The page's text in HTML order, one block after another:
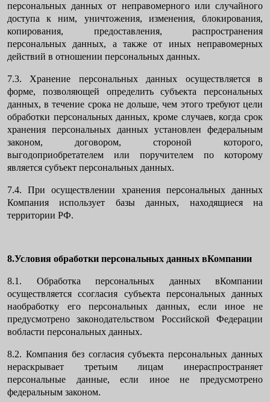
персональных данных от неправомерного или случайного
доступа к ним, уничтожения, изменения, блокирования,
копирования, предоставления, распространения
персональных данных, а также от иных неправомерных
действий в отношении персональных данных.
7.3. Хранение персональных данных осуществляется в
форме, позволяющей определить субъекта персональных
данных, в течение срока не дольше, чем этого требуют цели
обработки персональных данных, кроме случаев, когда срок
хранения персональных данных установлен федеральным
законом, договором, стороной которого,
выгодоприобретателем или поручителем по которому
является субъект персональных данных.
7.4. При осуществлении хранения персональных данных
Компания использует базы данных, находящиеся на
территории РФ.
8.Условия обработки персональных данных вКомпании
8.1. Обработка персональных данных вКомпании
осуществляется ссогласия субъекта персональных данных
наобработку его персональных данных, если иное не
предусмотрено законодательством Российской Федерации
вобласти персональных данных.
8.2. Компания без согласия субъекта персональных данных
нераскрывает третьим лицам инераспространяет
персональные данные, если иное не предусмотрено
федеральным законом.